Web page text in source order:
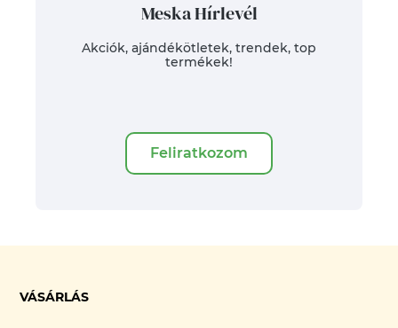
Meska Hírlevél
Akciók, ajándékötletek, trendek, top
termékek!
Feliratkozom
VÁSÁRLÁS